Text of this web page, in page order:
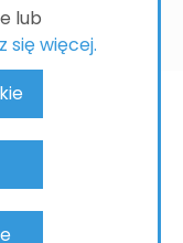
lub
się więcej.
–